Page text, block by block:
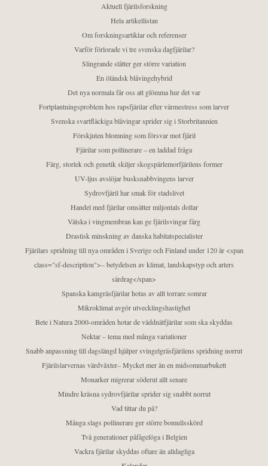
Aktuell fjärilsforskning
Hela artikellistan
Om forskningsartiklar och referenser
Varför förlorade vi tre svenska dagfjärilar?
Slingrande slåtter ger större variation
En öländsk blåvingehybrid
Det nya normala får oss att glömma hur det var
Fortplantningsproblem hos rapsfjärilar efter värmestress som larver
Svenska svartfläckiga blåvingar sprider sig i Storbritannien
Förskjuten blomning som försvar mot fjäril
Fjärilar som pollinerare – en laddad fråga
Färg, storlek och genetik skiljer skogspärlemorfjärilens former
UV-ljus avslöjar busksnabbvingens larver
Sydrovfjäril har smak för stadslivet
Handel med fjärilar omsätter miljontals dollar
Vätska i vingmembran kan ge fjärilsvingar färg
Drastisk minskning av danska habitatspecialister
Fjärilars spridning till nya områden i Sverige och Finland under 120 år <span
class="sf-description">– betydelsen av klimat, landskapstyp och arters
särdrag</span>
Spanska kamgräsfjärilar hotas av allt torrare somrar
Mikroklimat avgör utvecklingshastighet
Bete i Natura 2000-områden hotar de väddnätfjärilar som ska skyddas
Nektar – tema med många variationer
Snabb anpassning till dagslängd hjälper svingelgräsfjärilens spridning norrut
Fjärilslarvernas värdväxter– Mycket mer än en midsommarbukett
Monarker migrerar söderut allt senare
Mindre kräsna sydrovfjärilar sprider sig snabbt norrut
Vad tittar du på?
Många slags pollinerare ger större bomullsskörd
Två generationer påfågelöga i Belgien
Vackra fjärilar skyddas oftare än alldagliga